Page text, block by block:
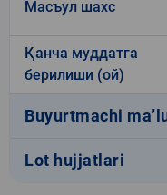
Масъул шахс
Қанча муддатга
берилиши (ой)
Buyurtmachi
Lot hujjatlari